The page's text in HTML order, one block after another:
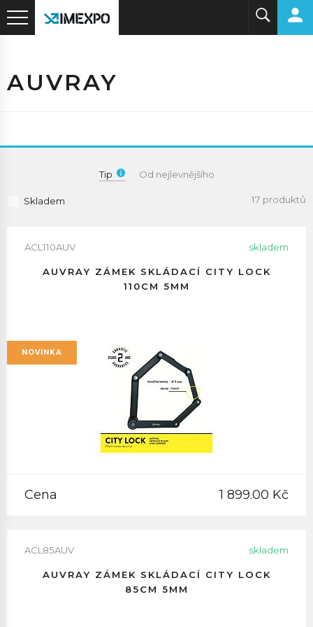
AUVRAY
Tip Od nejlevnějšího
Skladem 17 produktů
ACL110AUV skladem
AUVRAY ZÁMEK SKLÁDACÍ CITY LOCK
110CM 5MM
NOVINKA
Cena 1 899.00 Kč
ACL85AUV skladem
AUVRAY ZÁMEK SKLÁDACÍ CITY LOCK
85CM 5MM